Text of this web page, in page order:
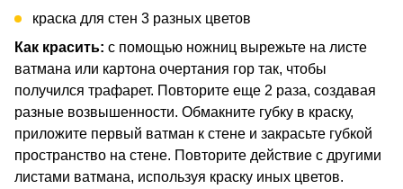
краска для стен 3 разных цветов
Как красить: с помощью ножниц вырежьте на листе
ватмана или картона очертания гор так, чтобы
получился трафарет. Повторите еще 2 раза, создавая
разные возвышенности. Обмакните губку в краску,
приложите первый ватман к стене и закрасьте губкой
пространство на стене. Повторите действие с другими
листами ватмана, используя краску иных цветов.